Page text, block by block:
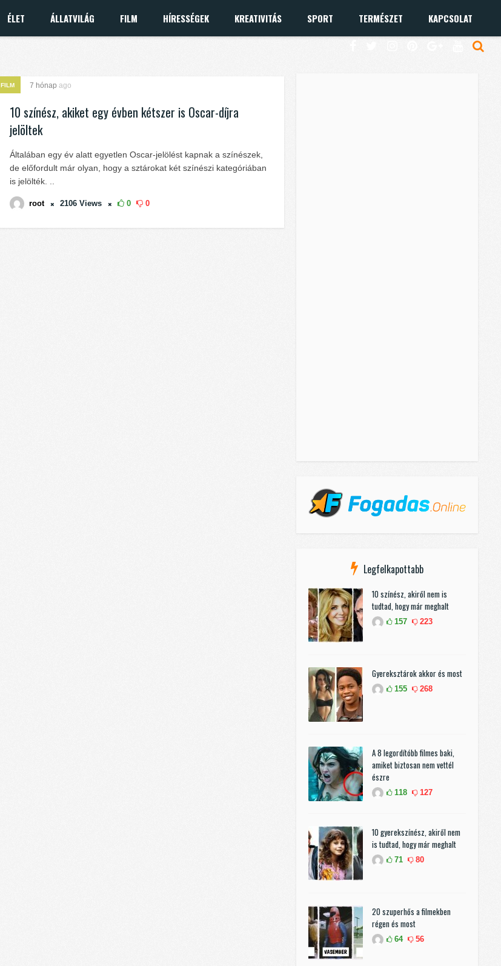
ÉLET ÁLLATVILÁG FILM HÍRESSÉGEK KREATIVITÁS SPORT TERMÉSZET KAPCSOLAT
FILM 7 hónap ago
10 színész, akiket egy évben kétszer is Oscar-díjra
jelöltek
Általában egy év alatt egyetlen Oscar-jelölést kapnak a színészek,
de előfordult már olyan, hogy a sztárokat két színészi kategóriában
is jelölték. ..
root 2106 Views 0 0
Legfelkapottabb
10 színész, akiről nem is
tudtad, hogy már meghalt
157 223
Gyereksztárok akkor és most
155 268
A 8 legordítóbb filmes baki,
amiket biztosan nem vettél
észre
118 127
10 gyerekszínész, akiről nem
is tudtad, hogy már meghalt
71 80
20 szuperhős a filmekben
régen és most
64 56